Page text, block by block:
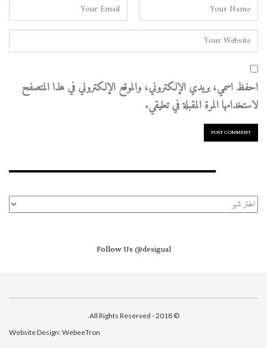
احفظ اسمي، بريدي الإلكتروني، والموقع الإلكتروني في هذا المتصفح
لاستخدامها المرة المقبلة في تعليقي.
الأرشيف
Follow Us@desigual
© 2018 - All Rights Reserved.
Website Design:WebeeTron